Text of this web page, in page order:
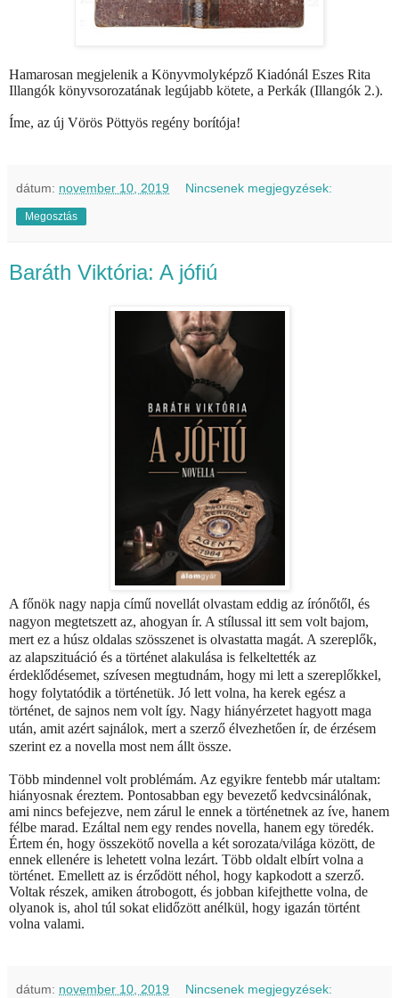
Hamarosan megjelenik a Könyvmolyképző Kiadónál Eszes Rita
Illangók könyvsorozatának legújabb kötete, a Perkák (Illangók 2.).
Íme, az új Vörös Pöttyös regény borítója!
dátum: november 10, 2019 Nincsenek megjegyzések:
Megosztás
Baráth Viktória: A jófiú
A főnök nagy napja című novellát olvastam eddig az írónőtől, és
nagyon megtetszett az, ahogyan ír. A stílussal itt sem volt bajom,
mert ez a húsz oldalas szösszenet is olvastatta magát. A szereplők,
az alapszituáció és a történet alakulása is felkeltették az
érdeklődésemet, szívesen megtudnám, hogy mi lett a szereplőkkel,
hogy folytatódik a történetük. Jó lett volna, ha kerek egész a
történet, de sajnos nem volt így. Nagy hiányérzetet hagyott maga
után, amit azért sajnálok, mert a szerző élvezhetően ír, de érzésem
szerint ez a novella most nem állt össze.
Több mindennel volt problémám. Az egyikre fentebb már utaltam:
hiányosnak éreztem. Pontosabban egy bevezető kedvcsinálónak,
ami nincs befejezve, nem zárul le ennek a történetnek az íve, hanem
félbe marad. Ezáltal nem egy rendes novella, hanem egy töredék.
Értem én, hogy összekötő novella a két sorozata/világa között, de
ennek ellenére is lehetett volna lezárt. Több oldalt elbírt volna a
történet. Emellett az is érződött néhol, hogy kapkodott a szerző.
Voltak részek, amiken átrobogott, és jobban kifejthette volna, de
olyanok is, ahol túl sokat elidőzött anélkül, hogy igazán történt
volna valami.
dátum: november 10, 2019 Nincsenek megjegyzések: